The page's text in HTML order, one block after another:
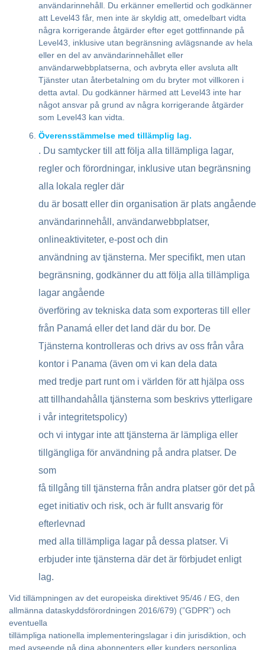
användarinnehåll. Du erkänner emellertid och godkänner
att Level43 får, men inte är skyldig att, omedelbart vidta
några korrigerande åtgärder efter eget gottfinnande på
Level43, inklusive utan begränsning avlägsnande av hela
eller en del av användarinnehållet eller
användarwebbplatserna, och avbryta eller avsluta allt
Tjänster utan återbetalning om du bryter mot villkoren i
detta avtal. Du godkänner härmed att Level43 inte har
något ansvar på grund av några korrigerande åtgärder
som Level43 kan vidta.
Överensstämmelse med tillämplig lag.
. Du samtycker till att följa alla tillämpliga lagar,
regler och förordningar, inklusive utan begränsning
alla lokala regler där
du är bosatt eller din organisation är plats angående
användarinnehåll, användarwebbplatser,
onlineaktiviteter, e-post och din
användning av tjänsterna. Mer specifikt, men utan
begränsning, godkänner du att följa alla tillämpliga
lagar angående
överföring av tekniska data som exporteras till eller
från Panamá eller det land där du bor. De
Tjänsterna kontrolleras och drivs av oss från våra
kontor i Panama (även om vi kan dela data
med tredje part runt om i världen för att hjälpa oss
att tillhandahålla tjänsterna som beskrivs ytterligare
i vår integritetspolicy)
och vi intygar inte att tjänsterna är lämpliga eller
tillgängliga för användning på andra platser. De
som
få tillgång till tjänsterna från andra platser gör det på
eget initiativ och risk, och är fullt ansvarig för
efterlevnad
med alla tillämpliga lagar på dessa platser. Vi
erbjuder inte tjänsterna där det är förbjudet enligt
lag.
Vid tillämpningen av det europeiska direktivet 95/46 / EG, den
allmänna dataskyddsförordningen 2016/679) (”GDPR”) och
eventuella
tillämpliga nationella implementeringslagar i din jurisdiktion, och
med avseende på dina abonnenters eller kunders personliga